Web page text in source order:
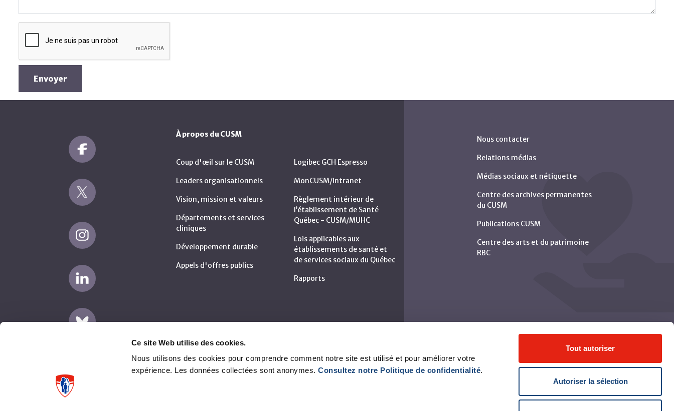
Ce site Web utilise des cookies.
Nous utilisons des cookies pour comprendre comment notre site est utilisé et pour améliorer votre
expérience. Les données collectées sont anonymes.Consultez notre Politique de confidentialité.
Tout autoriser
Autoriser la sélection
Envoyer
À propos du CUSM
Coup d'œil sur le CUSM
Leaders organisationnels
Vision, mission et valeurs
Départements et services
cliniques
Développement durable
Appels d'offres publics
Logibec GCH Espresso
MonCUSM/intranet
Règlement intérieur de
l’établissement de Santé
Québec - CUSM/MUHC
Lois applicables aux
établissements de santé et
de services sociaux du Québec
Rapports
Nous contacter
Relations médias
Médias sociaux et nétiquette
Centre des archives permanentes
du CUSM
Publications CUSM
Centre des arts et du patrimoine
RBC